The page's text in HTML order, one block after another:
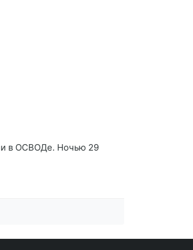
в ОСВОДе. Ночью 29